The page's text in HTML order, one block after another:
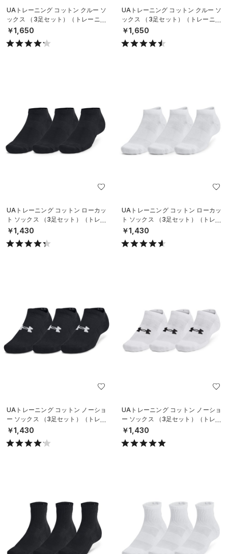
UAトレーニング コットン クルー ソ
ックス （3足セット）（トレーニン
グ/UNISEX）
￥1,650
UAトレーニング コットン クルー ソ
ックス （3足セット）（トレーニン
グ/UNISEX）
￥1,650
UAトレーニング コットン ローカッ
ト ソックス （3足セット）（トレー
ニング/UNISEX）
￥1,430
UAトレーニング コットン ローカッ
ト ソックス （3足セット）（トレー
ニング/UNISEX）
￥1,430
UAトレーニング コットン ノーショ
ー ソックス （3足セット）（トレー
ニング/UNISEX）
￥1,430
UAトレーニング コットン ノーショ
ー ソックス （3足セット）（トレー
ニング/UNISEX）
￥1,430